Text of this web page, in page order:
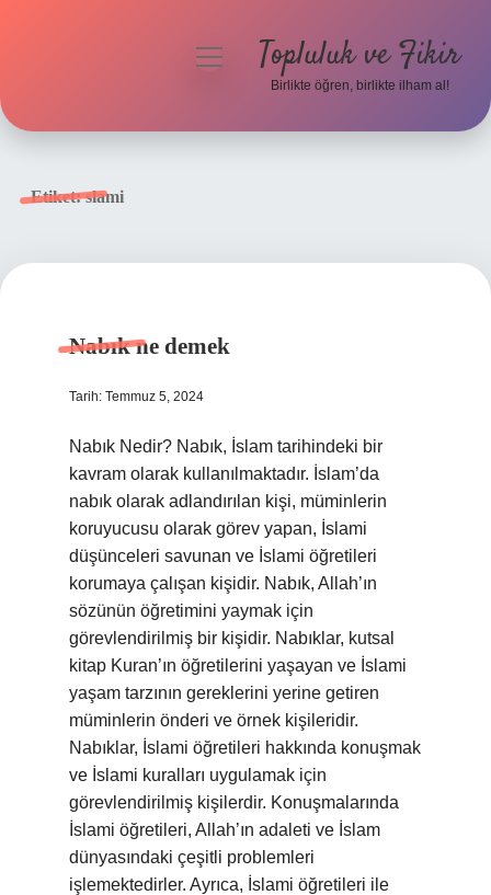
menüyüTopluluk ve Fikir
Birlikte öğren, birlikte ilham al!
Etiket:slami
Nabık ne demek
Tarih: Temmuz 5, 2024
Nabık Nedir? Nabık, İslam tarihindeki bir
kavram olarak kullanılmaktadır. İslam’da
nabık olarak adlandırılan kişi, müminlerin
koruyucusu olarak görev yapan, İslami
düşünceleri savunan ve İslami öğretileri
korumaya çalışan kişidir. Nabık, Allah’ın
sözünün öğretimini yaymak için
görevlendirilmiş bir kişidir. Nabıklar, kutsal
kitap Kuran’ın öğretilerini yaşayan ve İslami
yaşam tarzının gereklerini yerine getiren
müminlerin önderi ve örnek kişileridir.
Nabıklar, İslami öğretileri hakkında konuşmak
ve İslami kuralları uygulamak için
görevlendirilmiş kişilerdir. Konuşmalarında
İslami öğretileri, Allah’ın adaleti ve İslam
dünyasındaki çeşitli problemleri
işlemektedirler. Ayrıca, İslami öğretileri ile